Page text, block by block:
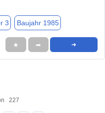
3 Baujahr 1985
★ ➦ ➜
227